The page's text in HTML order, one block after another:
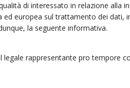
di interessato in relazione alla
europea sul trattamento dei dati,
la seguente informativa.
rappresentante pro tempore